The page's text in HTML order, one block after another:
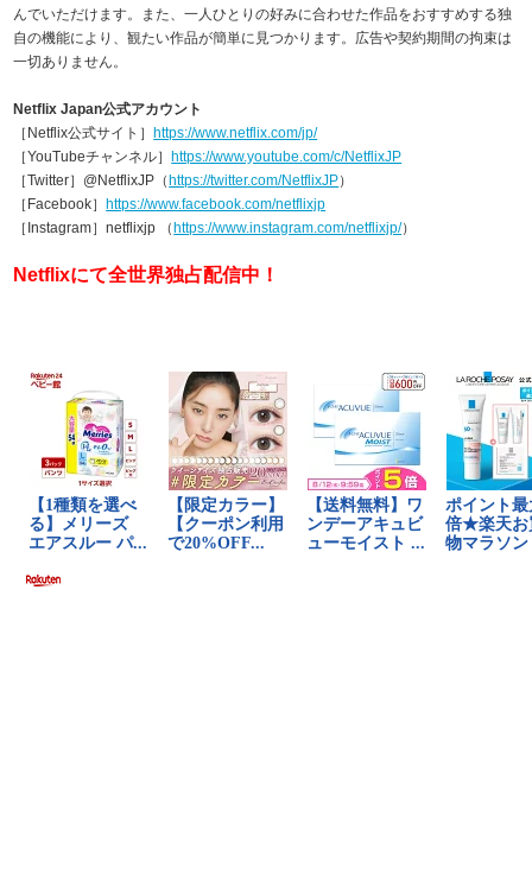
んでいただけます。また、一人ひとりの好みに合わせた作品をおすすめする独
自の機能により、観たい作品が簡単に見つかります。広告や契約期間の拘束は
一切ありません。
Netflix Japan公式アカウント
［Netflix公式サイト］ https://www.netflix.com/jp/
［YouTubeチャンネル］ https://www.youtube.com/c/NetflixJP
［Twitter］@NetflixJP（ https://twitter.com/NetflixJP）
［Facebook］ https://www.facebook.com/netflixjp
［Instagram］netflixjp （ https://www.instagram.com/netflixjp/）
Netflixにて全世界独占配信中！